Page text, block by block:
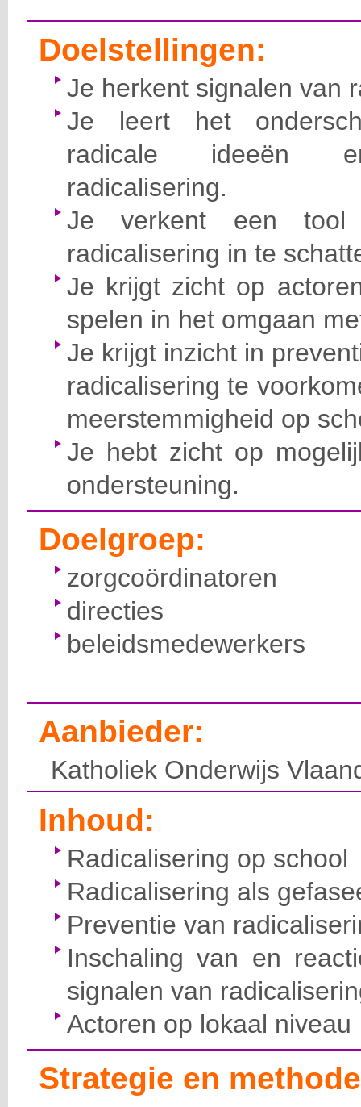
Doelstellingen:
Je herkent signalen van
Je leert het
radicale ideeën
radicalisering.
Je verkent een tool
radicalisering in te
Je krijgt zicht op
spelen in het omgaan
Je krijgt inzicht in
radicalisering te
meerstemmigheid op
Je hebt zicht op
ondersteuning.
Doelgroep:
zorgcoördinatoren
directies
beleidsmedewerkers
Aanbieder:
Katholiek Onderwijs
Inhoud:
Radicalisering op school
Radicalisering als
Preventie van
Inschaling van en
signalen van
Actoren op lokaal niveau
Strategie en